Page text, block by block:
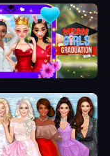
Graduation Day